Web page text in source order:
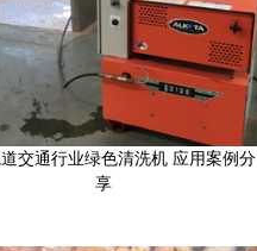
交通行业绿色清洗机 应用案例分
享